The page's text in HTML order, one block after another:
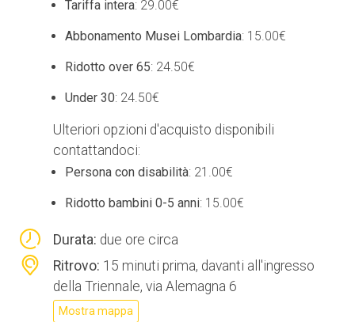
Tariffa intera: 29.00€
Abbonamento Musei Lombardia: 15.00€
Ridotto over 65: 24.50€
Under 30: 24.50€
Ulteriori opzioni d'acquisto disponibili
contattandoci:
Persona con disabilità: 21.00€
Ridotto bambini 0-5 anni: 15.00€
Durata: due ore circa
Ritrovo: 15 minuti prima, davanti all'ingresso
della Triennale, via Alemagna 6
Mostra mappa